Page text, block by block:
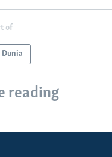
of
Dunia
reading